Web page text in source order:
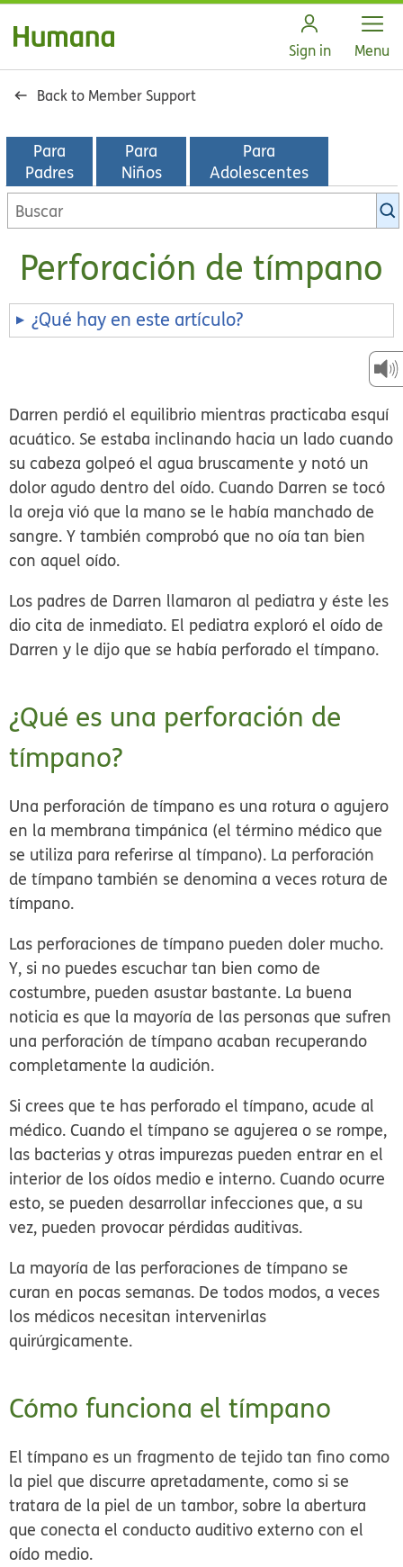
Sign in Open
Menu
Back to Member Support
Para
Padres
Para
Niños
Para
Adolescentes
Buscar
en
biblioteca
KidsHealth
Perforación de tímpano
¿Qué hay en este artículo?
Darren perdió el equilibrio mientras practicaba esquí
acuático. Se estaba inclinando hacia un lado cuando
su cabeza golpeó el agua bruscamente y notó un
dolor agudo dentro del oído. Cuando Darren se tocó
la oreja vió que la mano se le había manchado de
sangre. Y también comprobó que no oía tan bien
con aquel oído.
Los padres de Darren llamaron al pediatra y éste les
dio cita de inmediato. El pediatra exploró el oído de
Darren y le dijo que se había perforado el tímpano.
¿Qué es una perforación de
tímpano?
Una perforación de tímpano es una rotura o agujero
en la membrana timpánica (el término médico que
se utiliza para referirse al tímpano). La perforación
de tímpano también se denomina a veces rotura de
tímpano.
Las perforaciones de tímpano pueden doler mucho.
Y, si no puedes escuchar tan bien como de
costumbre, pueden asustar bastante. La buena
noticia es que la mayoría de las personas que sufren
una perforación de tímpano acaban recuperando
completamente la audición.
Si crees que te has perforado el tímpano, acude al
médico. Cuando el tímpano se agujerea o se rompe,
las bacterias y otras impurezas pueden entrar en el
interior de los oídos medio e interno. Cuando ocurre
esto, se pueden desarrollar infecciones que, a su
vez, pueden provocar pérdidas auditivas.
La mayoría de las perforaciones de tímpano se
curan en pocas semanas. De todos modos, a veces
los médicos necesitan intervenirlas
quirúrgicamente.
Cómo funciona el tímpano
El tímpano es un fragmento de tejido tan fino como
la piel que discurre apretadamente, como si se
tratara de la piel de un tambor, sobre la abertura
que conecta el conducto auditivo externo con el
oído medio.